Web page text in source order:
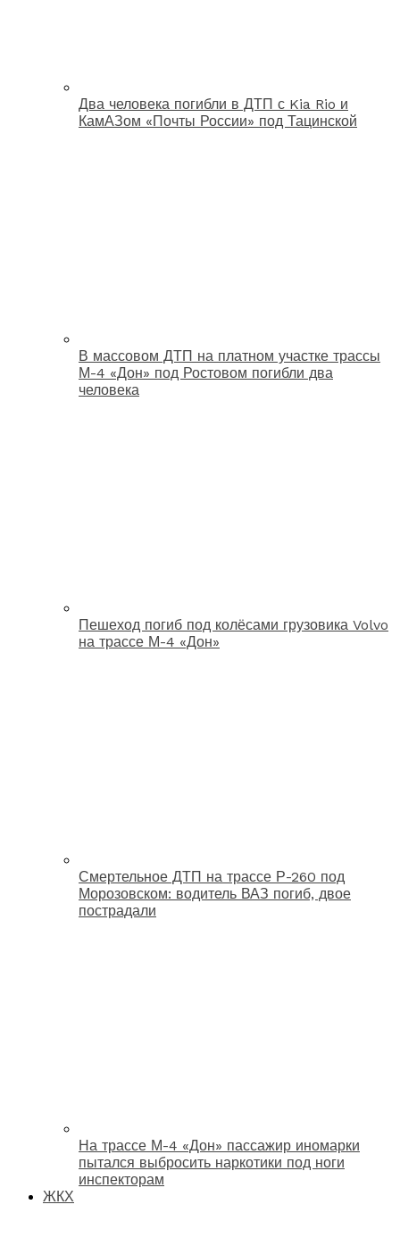
Два человека погибли в ДТП с Kia Rio и
КамАЗом «Почты России» под Тацинской
В массовом ДТП на платном участке трассы
М-4 «Дон» под Ростовом погибли два
человека
Пешеход погиб под колёсами грузовика Volvo
на трассе М-4 «Дон»
Смертельное ДТП на трассе Р-260 под
Морозовском: водитель ВАЗ погиб, двое
пострадали
На трассе М-4 «Дон» пассажир иномарки
пытался выбросить наркотики под ноги
инспекторам
ЖКХ